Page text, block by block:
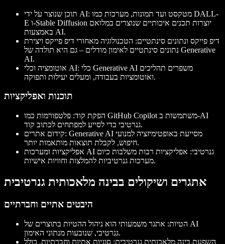
תוכן שנוצר על ידי AI: מטקסט ועד תמונות, מערכות כמו DALL-
E ו-Stable Diffusion יוצרות תכנים איכותיים שנוצרים במלואם
באמצעות AI.
דיפ פייקס ונתונים סינתטיים: הטכנולוגיה מאחורי דיפ פייקס ויצירת
נתונים סינתטיים לאימון מודלים – גם היא תולדה של Generative
AI.
אוטומציה וכלי AI: כלי Generative AI משפרים תהליכים
ואוטומציות בעבודה, ומעלים יעילות ותפוקה.
תוכנות ואפליקציות
הפקת קוד: פלטפורמות כמו GitHub Copilot משתמשות ב-AI
גנרטיבי כדי לסייע למפתחים לכתוב קוד.
קידום אתרים: Generative AI מסייעת באופטימיזציה למנועי
חיפוש, לקבלת תוצאות מותאמות יותר.
אפליקציות ומערכות AI גנרטיבי: אפליקציות רבות משלבות כיום
מערכות גנרטיביות להמלצות וחוויות אישיות.
אתגרים ושיקולים בבינה מלאכותית גנרטיבית
היבטים אתיים וחברתיים
הטיות: אתגר משמעותי הוא ניהול ההטיות בתוצרים של AI
גנרטיבי, שנובעות מנתוני האימון.
השפעת בינה מלאכותית גנרטיבית: סוגיות אתיות וחברתיות, כולל